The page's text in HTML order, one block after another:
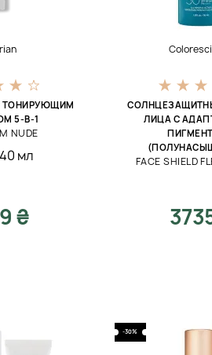
ТОНИРУЮЩИМ
5-В-1
NUDE
40 мл
₴
ЛИЦА С
FACE SHIELD
-30%